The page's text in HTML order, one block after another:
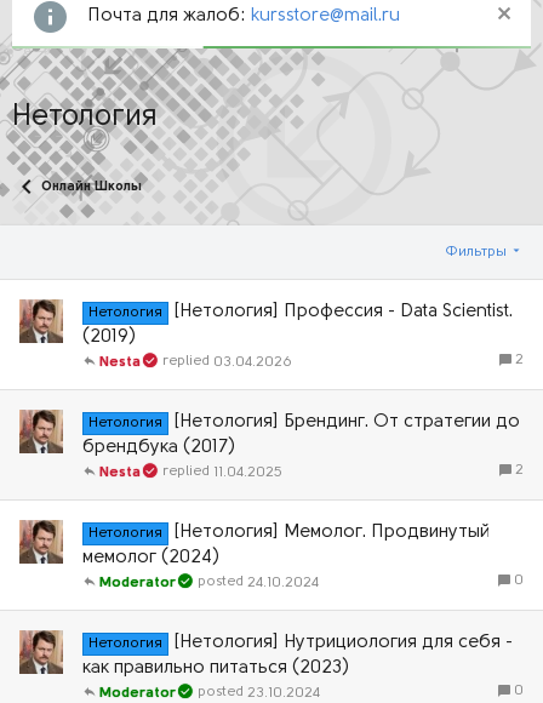
Почта для жалоб: kursstore@mail.ru
Нетология
Онлайн Школы
Фильтры
Нетология
[Нетология] Профессия - Data Scientist.
(2019)
2
03.04.2026
Nesta
Нетология
[Нетология] Брендинг. От стратегии до
брендбука (2017)
2
11.04.2025
Nesta
Нетология
[Нетология] Мемолог. Продвинутый
мемолог (2024)
0
24.10.2024
Moderator
Нетология
[Нетология] Нутрициология для себя -
как правильно питаться (2023)
0
23.10.2024
Moderator